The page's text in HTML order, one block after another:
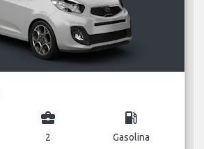
business_center
2
local_gas_station
Gasolina